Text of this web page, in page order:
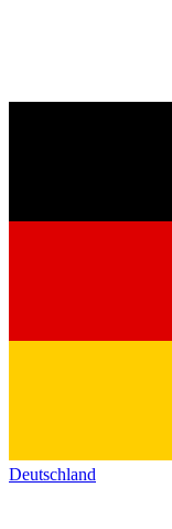
Deutschland